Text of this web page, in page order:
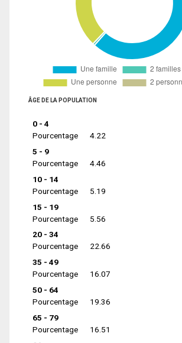
ÂGE DE LA POPULATION
0 - 4
Pourcentage
4.22
5 - 9
Pourcentage
4.46
10 - 14
Pourcentage
5.19
15 - 19
Pourcentage
5.56
20 - 34
Pourcentage
22.66
35 - 49
Pourcentage
16.07
50 - 64
Pourcentage
19.36
65 - 79
Pourcentage
16.51